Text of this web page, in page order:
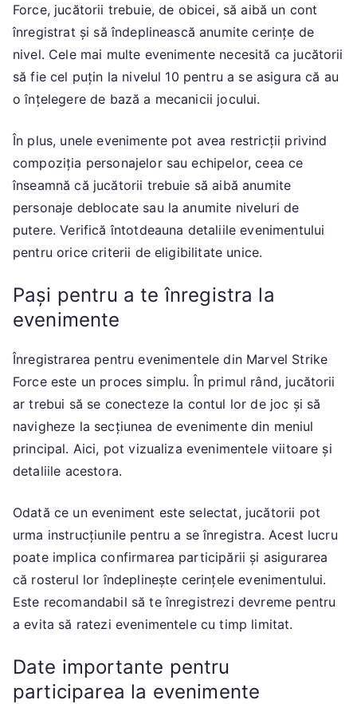
Force, jucătorii trebuie, de obicei, să aibă un cont
înregistrat și să îndeplinească anumite cerințe de
nivel. Cele mai multe evenimente necesită ca jucătorii
să fie cel puțin la nivelul 10 pentru a se asigura că au
o înțelegere de bază a mecanicii jocului.
În plus, unele evenimente pot avea restricții privind
compoziția personajelor sau echipelor, ceea ce
înseamnă că jucătorii trebuie să aibă anumite
personaje deblocate sau la anumite niveluri de
putere. Verifică întotdeauna detaliile evenimentului
pentru orice criterii de eligibilitate unice.
Pași pentru a te înregistra la
evenimente
Înregistrarea pentru evenimentele din Marvel Strike
Force este un proces simplu. În primul rând, jucătorii
ar trebui să se conecteze la contul lor de joc și să
navigheze la secțiunea de evenimente din meniul
principal. Aici, pot vizualiza evenimentele viitoare și
detaliile acestora.
Odată ce un eveniment este selectat, jucătorii pot
urma instrucțiunile pentru a se înregistra. Acest lucru
poate implica confirmarea participării și asigurarea
că rosterul lor îndeplinește cerințele evenimentului.
Este recomandabil să te înregistrezi devreme pentru
a evita să ratezi evenimentele cu timp limitat.
Date importante pentru
participarea la evenimente